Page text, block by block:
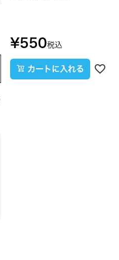
¥550税込
カートに入れる